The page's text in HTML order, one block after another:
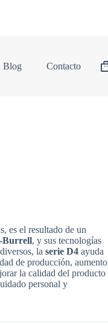
Blog Contacto
es el resultado de un
Burrell, y sus tecnologías
la serie D4ayuda
de producción, aumento
la calidad del producto
personal y